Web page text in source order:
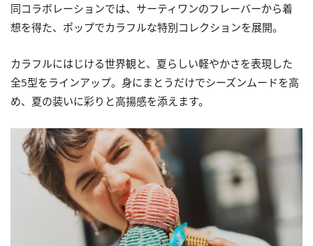
同コラボレーションでは、サーティワンのフレーバーから着
想を得た、ポップでカラフルな特別コレクションを展開。
カラフルにはじける世界観と、夏らしい軽やかさを表現した
全5型をラインアップ。身にまとうだけでシーズンムードを高
め、夏の装いに彩りと高揚感を添えます。